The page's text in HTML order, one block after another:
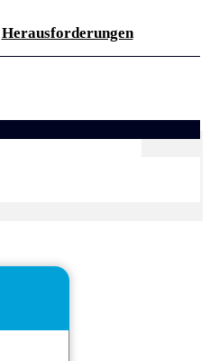
Herausforderungen